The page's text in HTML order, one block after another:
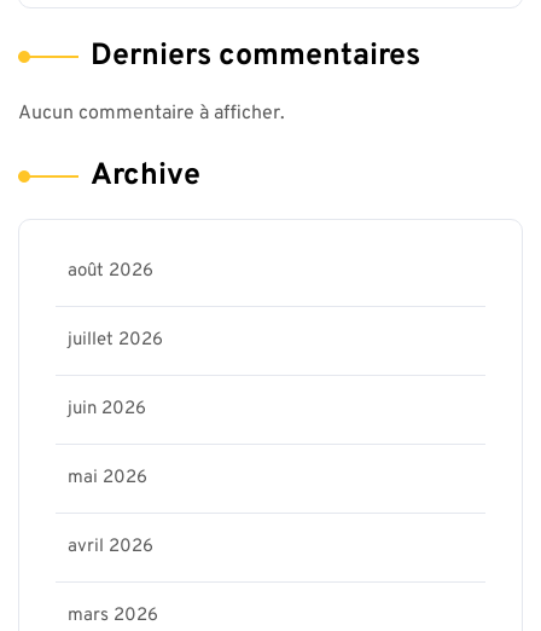
Derniers commentaires
Aucun commentaire à afficher.
Archive
août 2026
juillet 2026
juin 2026
mai 2026
avril 2026
mars 2026